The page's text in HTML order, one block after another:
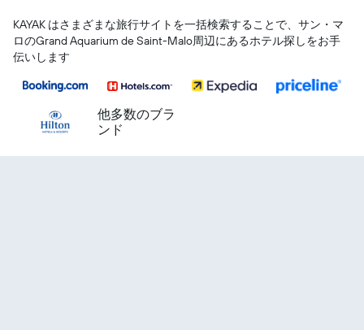
KAYAK はさまざまな旅行サイトを一括検索することで、サン・マ
ロ​のGrand Aquarium de Saint-Malo​周辺にあるホテル探しをお手
伝いします
他多数のブラ
ンド